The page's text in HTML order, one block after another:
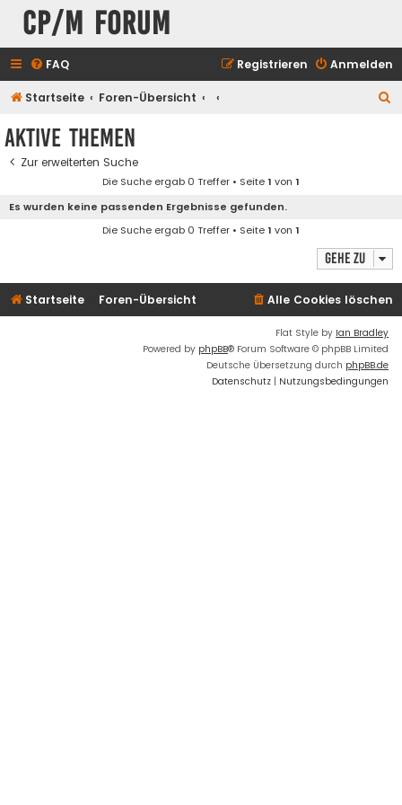
CP/M Forum
FAQ Anmelden
Registrieren
Startseite Foren-Übersicht
Aktive Themen
Zur erweiterten Suche
Die Suche ergab 0 Treffer • Seite1 von 1
Es wurden keine passenden Ergebnisse gefunden.
Die Suche ergab 0 Treffer • Seite1 von 1
Gehe zu
Startseite Foren-Übersicht Alle Cookies löschen
Flat Style by Ian Bradley
Powered by phpBB® Forum Software © phpBB Limited
Deutsche Übersetzung durch phpBB.de
Datenschutz | Nutzungsbedingungen